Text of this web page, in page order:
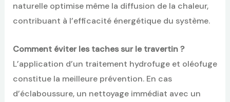
naturelle optimise même la diffusion de la chaleur,
contribuant à l’efficacité énergétique du système.
Comment éviter les taches sur le travertin ?
L’application d’un traitement hydrofuge et oléofuge
constitue la meilleure prévention. En cas
d’éclaboussure, un nettoyage immédiat avec un